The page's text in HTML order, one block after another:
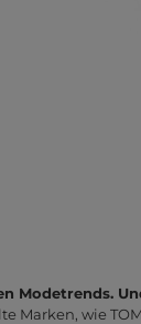
Modetrends.
Marken, wie